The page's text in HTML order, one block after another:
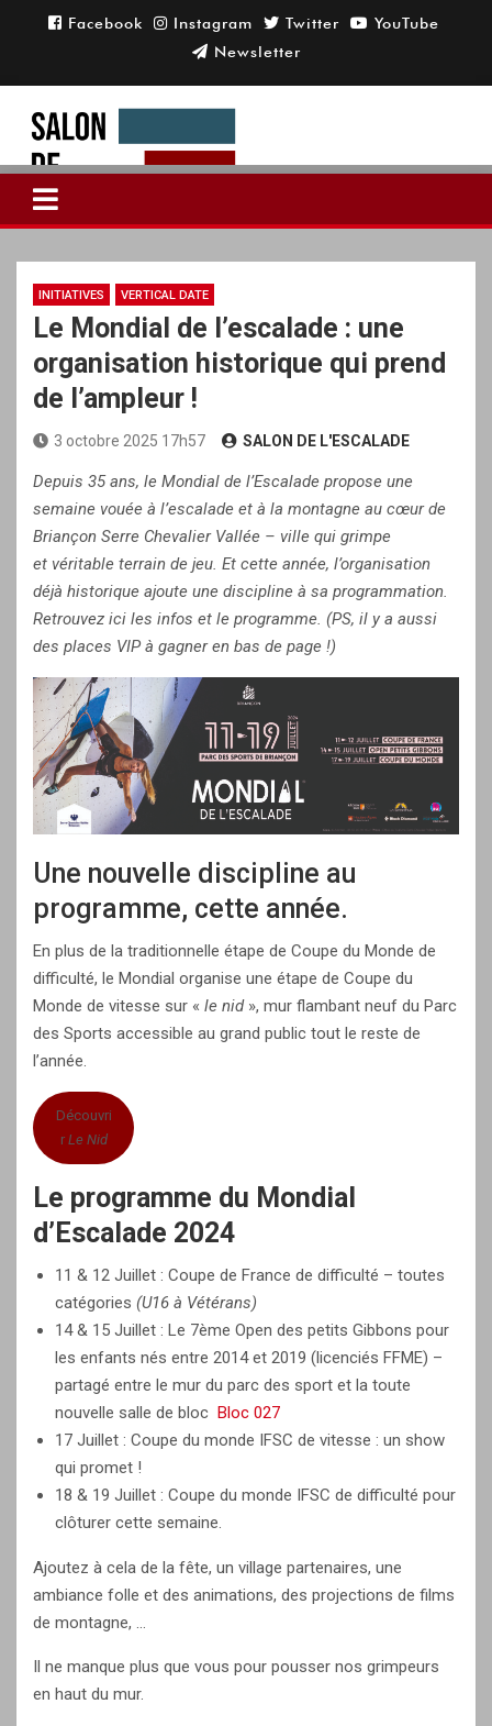
INITIATIVES VERTICAL DATE
Le Mondial de l’escalade : une
organisation historique qui prend
de l’ampleur !
3 octobre 2025 17h57 SALON DE L'ESCALADE
Depuis 35 ans, le Mondial de l’Escalade propose une
semaine vouée à l’escalade et à la montagne au cœur de
Briançon Serre Chevalier Vallée – ville qui grimpe
et véritable terrain de jeu. Et cette année, l’organisation
déjà historique ajoute une discipline à sa programmation.
Retrouvez ici les infos et le programme. (PS, il y a aussi
des places VIP à gagner en bas de page !)
Une nouvelle discipline au
programme, cette année.
En plus de la traditionnelle étape de Coupe du Monde de
difficulté, le Mondial organise une étape de Coupe du
Monde de vitesse sur « le nid», mur flambant neuf du Parc
des Sports accessible au grand public tout le reste de
l’année.
Découvri
r Le Nid
Le programme du Mondial
d’Escalade 2024
11 & 12 Juillet : Coupe de France de difficulté – toutes
catégories (U16 à Vétérans)
14 & 15 Juillet : Le 7ème Open des petits Gibbons pour
les enfants nés entre 2014 et 2019 (licenciés FFME) –
partagé entre le mur du parc des sport et la toute
nouvelle salle de bloc Bloc 027
17 Juillet : Coupe du monde IFSC de vitesse : un show
qui promet !
18 & 19 Juillet : Coupe du monde IFSC de difficulté pour
clôturer cette semaine.
Ajoutez à cela de la fête, un village partenaires, une
ambiance folle et des animations, des projections de films
de montagne, …
Il ne manque plus que vous pour pousser nos grimpeurs
en haut du mur.